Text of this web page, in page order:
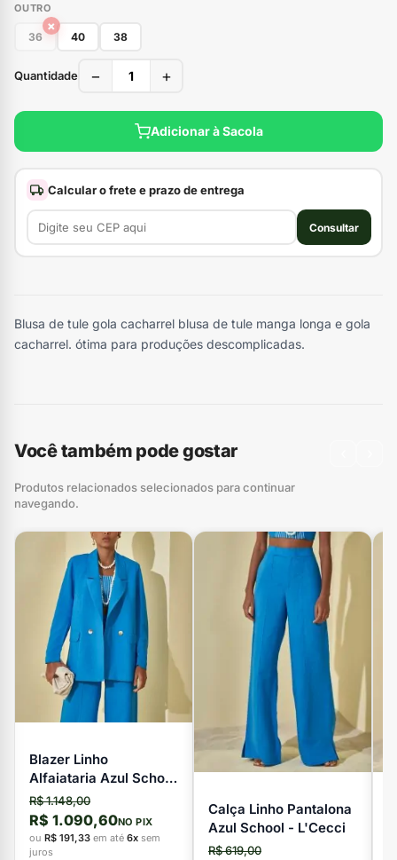
OUTRO
36
×
40 38
Quantidade − +
Adicionar à Sacola
Calcular o frete e prazo de entrega
Consultar
Blusa de tule gola cacharrel blusa de tule manga longa e gola
cacharrel. ótima para produções descomplicadas.
Você também pode gostar
Produtos relacionados selecionados para continuar
navegando.
Blazer Linho
Alfaiataria Azul School
- L'Cecci
R$ 1.148,00
R$ 1.090,60NO PIX
ou R$ 191,33 em até 6x sem
juros
Calça Linho Pantalona
Azul School - L'Cecci
R$ 619,00